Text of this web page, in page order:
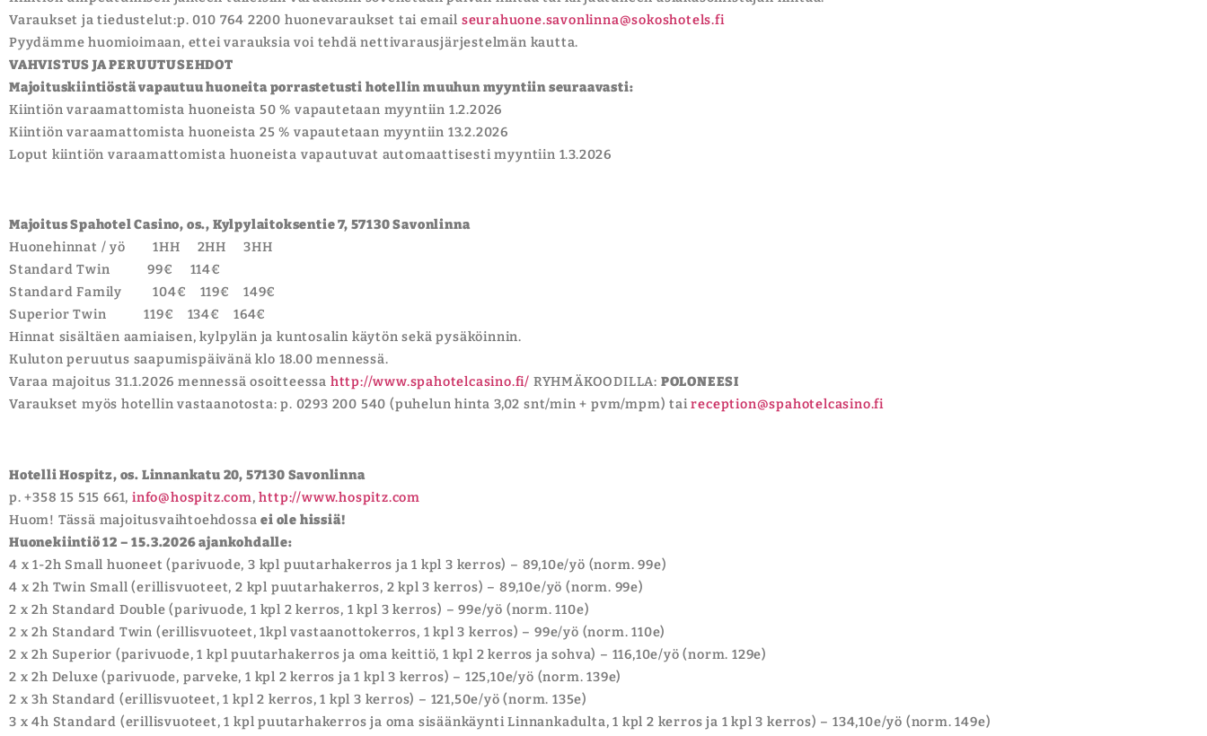
Varaukset ja tiedustelut:p. 010 764 2200 huonevaraukset tai email seurahuone.savonlinna@sokoshotels.fi
Pyydämme huomioimaan, ettei varauksia voi tehdä nettivarausjärjestelmän kautta.
VAHVISTUS JA PERUUTUSEHDOT
Majoituskiintiöstä vapautuu huoneita porrastetusti hotellin muuhun myyntiin seuraavasti:
Kiintiön varaamattomista huoneista 50 % vapautetaan myyntiin 1.2.2026
Kiintiön varaamattomista huoneista 25 % vapautetaan myyntiin 13.2.2026
Loput kiintiön varaamattomista huoneista vapautuvat automaattisesti myyntiin 1.3.2026
Majoitus Spahotel Casino, os., Kylpylaitoksentie 7, 57130 Savonlinna
Huonehinnat / yö 1HH 2HH 3HH
Standard Twin 99€ 114€
Standard Family 104€ 119€ 149€
Superior Twin 119€ 134€ 164€
Hinnat sisältäen aamiaisen, kylpylän ja kuntosalin käytön sekä pysäköinnin.
Kuluton peruutus saapumispäivänä klo 18.00 mennessä.
Varaa majoitus 31.1.2026 mennessä osoitteessa http://www.spahotelcasino.fi/ RYHMÄKOODILLA: POLONEESI
Varaukset myös hotellin vastaanotosta: p. 0293 200 540 (puhelun hinta 3,02 snt/min + pvm/mpm) taireception@spahotelcasino.fi
Hotelli Hospitz, os. Linnankatu 20, 57130 Savonlinna
p. +358 15 515 661,info@hospitz.com,http://www.hospitz.com
Huom! Tässä majoitusvaihtoehdossaei ole hissiä!
Huonekiintiö 12 – 15.3.2026 ajankohdalle:
4 x 1-2h Small huoneet (parivuode, 3 kpl puutarhakerros ja 1 kpl 3 kerros) – 89,10e/yö (norm. 99e)
4 x 2h Twin Small (erillisvuoteet, 2 kpl puutarhakerros, 2 kpl 3 kerros) – 89,10e/yö (norm. 99e)
2 x 2h Standard Double (parivuode, 1 kpl 2 kerros, 1 kpl 3 kerros) – 99e/yö (norm. 110e)
2 x 2h Standard Twin (erillisvuoteet, 1kpl vastaanottokerros, 1 kpl 3 kerros) – 99e/yö (norm. 110e)
2 x 2h Superior (parivuode, 1 kpl puutarhakerros ja oma keittiö, 1 kpl 2 kerros ja sohva) – 116,10e/yö (norm. 129e)
2 x 2h Deluxe (parivuode, parveke, 1 kpl 2 kerros ja 1 kpl 3 kerros) – 125,10e/yö (norm. 139e)
2 x 3h Standard (erillisvuoteet, 1 kpl 2 kerros, 1 kpl 3 kerros) – 121,50e/yö (norm. 135e)
3 x 4h Standard (erillisvuoteet, 1 kpl puutarhakerros ja oma sisäänkäynti Linnankadulta, 1 kpl 2 kerros ja 1 kpl 3 kerros) – 134,10e/yö (norm. 149e)